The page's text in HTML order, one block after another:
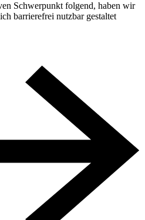
Schwerpunkt folgend, haben wir
barrierefrei nutzbar gestaltet